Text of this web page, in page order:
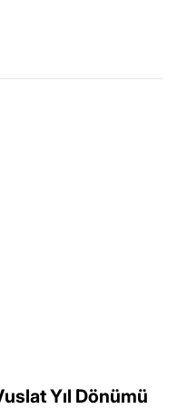
Yıl Dönümü